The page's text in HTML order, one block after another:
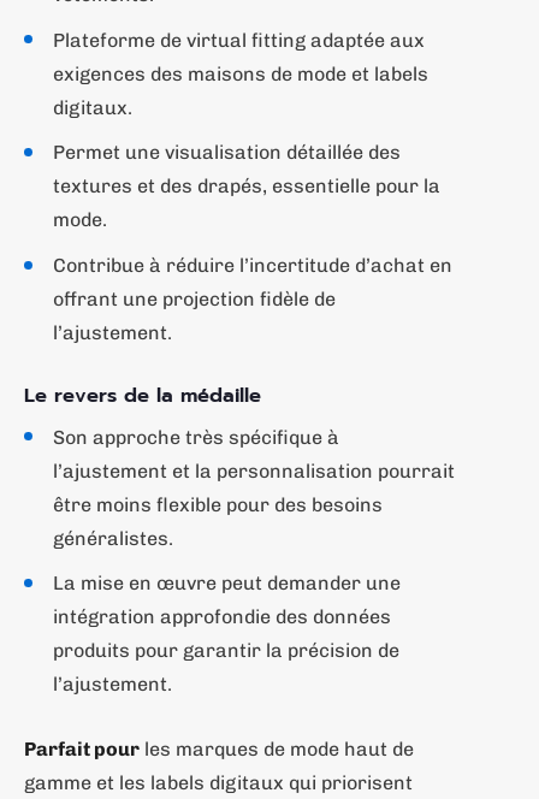
Plateforme de virtual fitting adaptée aux
exigences des maisons de mode et labels
digitaux.
Permet une visualisation détaillée des
textures et des drapés, essentielle pour la
mode.
Contribue à réduire l’incertitude d’achat en
offrant une projection fidèle de
l’ajustement.
Le revers de la médaille
Son approche très spécifique à
l’ajustement et la personnalisation pourrait
être moins flexible pour des besoins
généralistes.
La mise en œuvre peut demander une
intégration approfondie des données
produits pour garantir la précision de
l’ajustement.
Parfait pour les marques de mode haut de
gamme et les labels digitaux qui priorisent